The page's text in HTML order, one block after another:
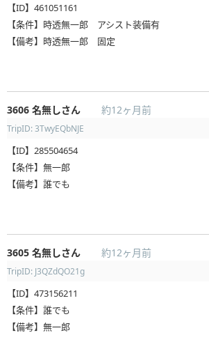
【ID】461051161
【条件】時透無一郎 アシスト装備有
【備考】時透無一郎 固定
3606 名無しさん 約12ヶ月前
TripID: 3TwyEQbNJE
【ID】285504654
【条件】無一郎
【備考】誰でも
3605 名無しさん 約12ヶ月前
TripID: J3QZdQO21g
【ID】473156211
【条件】誰でも
【備考】無一郎